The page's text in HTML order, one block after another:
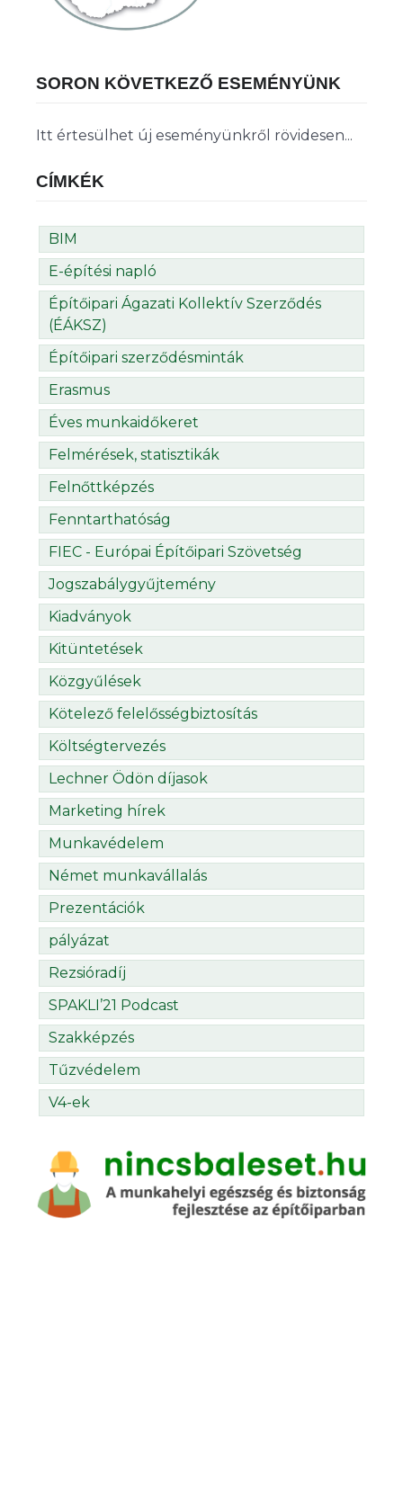
SORON KÖVETKEZŐ ESEMÉNYÜNK
Itt értesülhet új eseményünkről rövidesen...
CÍMKÉK
BIM
E-építési napló
Építőipari Ágazati Kollektív Szerződés
(ÉÁKSZ)
Építőipari szerződésminták
Erasmus
Éves munkaidőkeret
Felmérések, statisztikák
Felnőttképzés
Fenntarthatóság
FIEC - Európai Építőipari Szövetség
Jogszabálygyűjtemény
Kiadványok
Kitüntetések
Közgyűlések
Kötelező felelősségbiztosítás
Költségtervezés
Lechner Ödön díjasok
Marketing hírek
Munkavédelem
Német munkavállalás
Prezentációk
pályázat
Rezsióradíj
SPAKLI’21 Podcast
Szakképzés
Tűzvédelem
V4-ek